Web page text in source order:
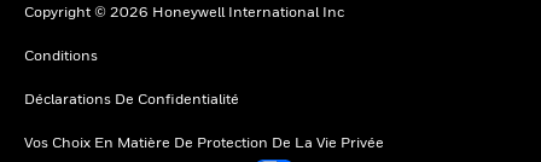
Copyright © 2026 Honeywell International Inc
Conditions
Déclarations De Confidentialité
Vos Choix En Matière De Protection De La Vie Privée